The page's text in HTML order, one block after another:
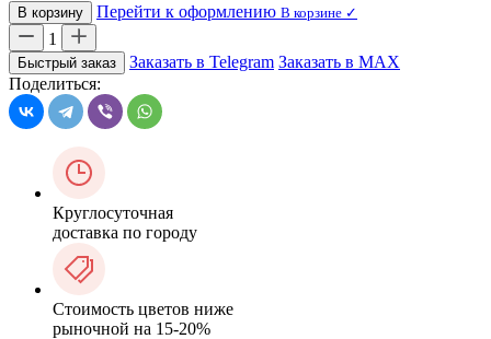
В корзину Перейти к оформлению В корзине ✓
1
Быстрый заказ Заказать в Telegram Заказать в MAX
Поделиться:
Круглосуточная
доставка по городу
Стоимость цветов ниже
рыночной на 15-20%